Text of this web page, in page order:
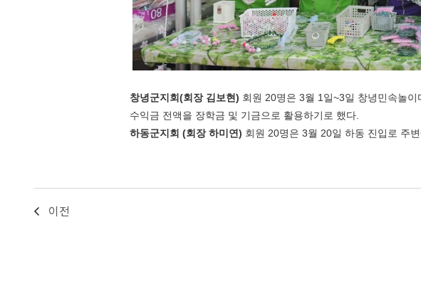
창녕군지회(회장 김보현) 회원 20명은 3월 1일~3일 창녕민속놀이
수익금 전액을 장학금 및 기금으로 활용하기로 했다.
하동군지회 (회장 하미연) 회원 20명은 3월 20일 하동 진입로 주
이전